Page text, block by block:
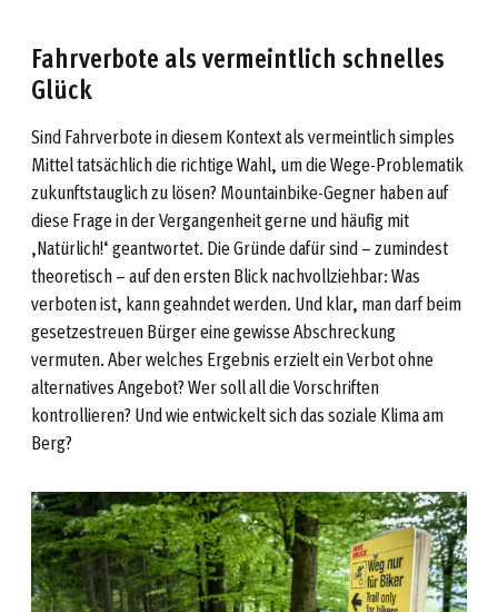
Fahrverbote als vermeintlich schnelles
Glück
Sind Fahrverbote in diesem Kontext als vermeintlich simples
Mittel tatsächlich die richtige Wahl, um die Wege-Problematik
zukunftstauglich zu lösen? Mountainbike-Gegner haben auf
diese Frage in der Vergangenheit gerne und häufig mit
‚Natürlich!‘ geantwortet. Die Gründe dafür sind – zumindest
theoretisch – auf den ersten Blick nachvollziehbar: Was
verboten ist, kann geahndet werden. Und klar, man darf beim
gesetzestreuen Bürger eine gewisse Abschreckung
vermuten. Aber welches Ergebnis erzielt ein Verbot ohne
alternatives Angebot? Wer soll all die Vorschriften
kontrollieren? Und wie entwickelt sich das soziale Klima am
Berg?